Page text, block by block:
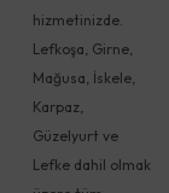
hizmetinizde.
Lefkoşa, Girne,
Mağusa, İskele,
Karpaz,
Güzelyurt ve
Lefke dahil olmak